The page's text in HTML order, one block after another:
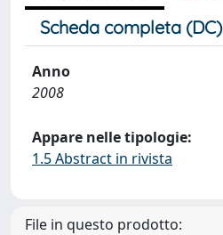
Scheda completa (DC)
Anno
2008
Appare nelle tipologie:
1.5 Abstract in rivista
File in questo prodotto: